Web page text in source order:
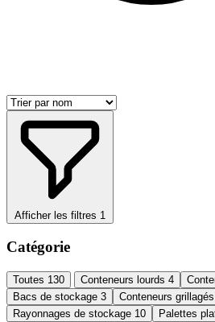
Afficher les filtres 1
Catégorie
Toutes 130 Conteneurs lourds 4
Bacs de stockage 3 Conteneurs grillagés
Rayonnages de stockage 10 Palettes